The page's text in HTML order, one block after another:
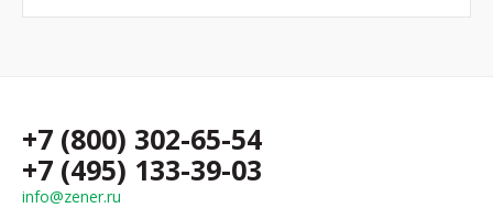
+7 (800) 302-65-54
+7 (495) 133-39-03
info@zener.ru